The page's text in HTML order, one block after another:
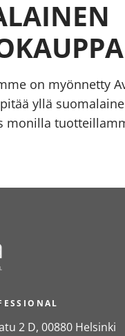
on myönnetty
yllä
monilla
2 D, 00880 Helsinki